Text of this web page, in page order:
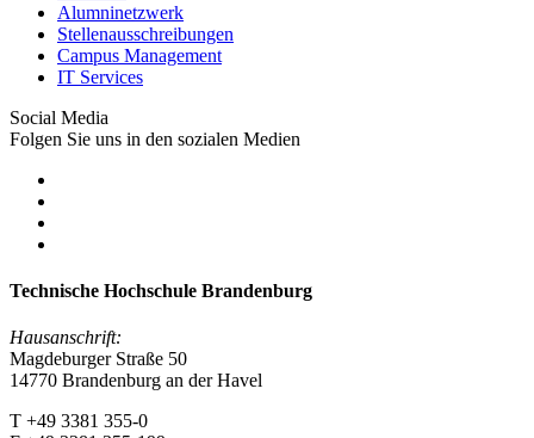
Alumninetzwerk
Stellenausschreibungen
Campus Management
IT Services
Social Media
Folgen Sie uns in den sozialen Medien
Technische Hochschule Brandenburg
Hausanschrift:
Magdeburger Straße 50
14770 Brandenburg an der Havel
T +49 3381 355-0